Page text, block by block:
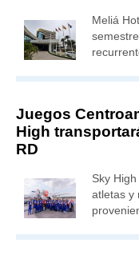
Meliá
Juegos
High
RD
Sky
atletas y